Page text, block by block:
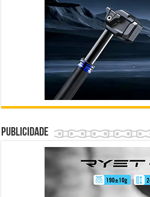
Publicidade